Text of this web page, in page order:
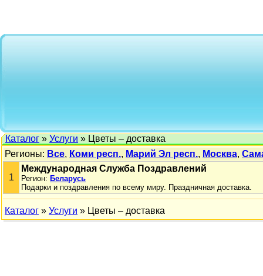
Каталог » Услуги » Цветы – доставка
Регионы: Все, Коми респ., Марий Эл респ., Москва,
1
Международная Служба Поздравлений
Регион: Беларусь
Подарки и поздравления по всему миру. Праздничная доставка.
Каталог » Услуги » Цветы – доставка